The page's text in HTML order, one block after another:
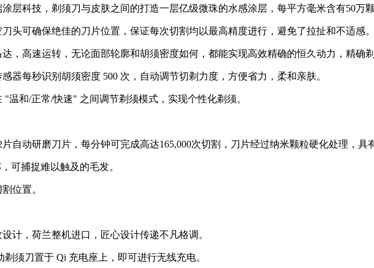
涂层科技，剃须刀与皮肤之间的打造一层亿级微珠的水感涂层，每平方毫米含有50万
头可确保绝佳的刀片位置，保证每次切割均以最高精度进行，避免了拉扯和不适感。
达，高速运转，无论面部轮廓和胡须密度如何，都能实现高效精确的恒久动力，精确剃
感器每秒识别胡须密度 500 次，自动调节切剃力度，方便省力，柔和亲肤。
"温和/正常/快速" 之间调节剃须模式，实现个性化剃须。
片自动研磨刀片，每分钟可完成高达165,000次切割，刀片经过纳米颗粒硬化处理，具
可捕捉难以触及的毛发。
位置。
计，荷兰整机进口，匠心设计传递不凡格调。
须刀置于 Qi 充电座上，即可进行无线充电。